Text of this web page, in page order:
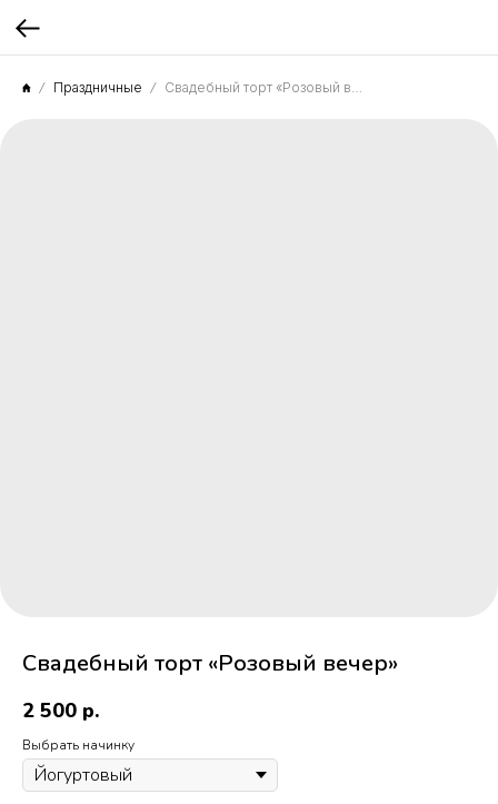
Праздничные Свадебный торт «Розовый вечер»
Свадебный торт «Розовый вечер»
2 500 р.
Выбрать начинку